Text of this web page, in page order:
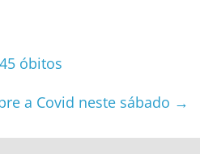
óbitos
a Covid neste sábado →